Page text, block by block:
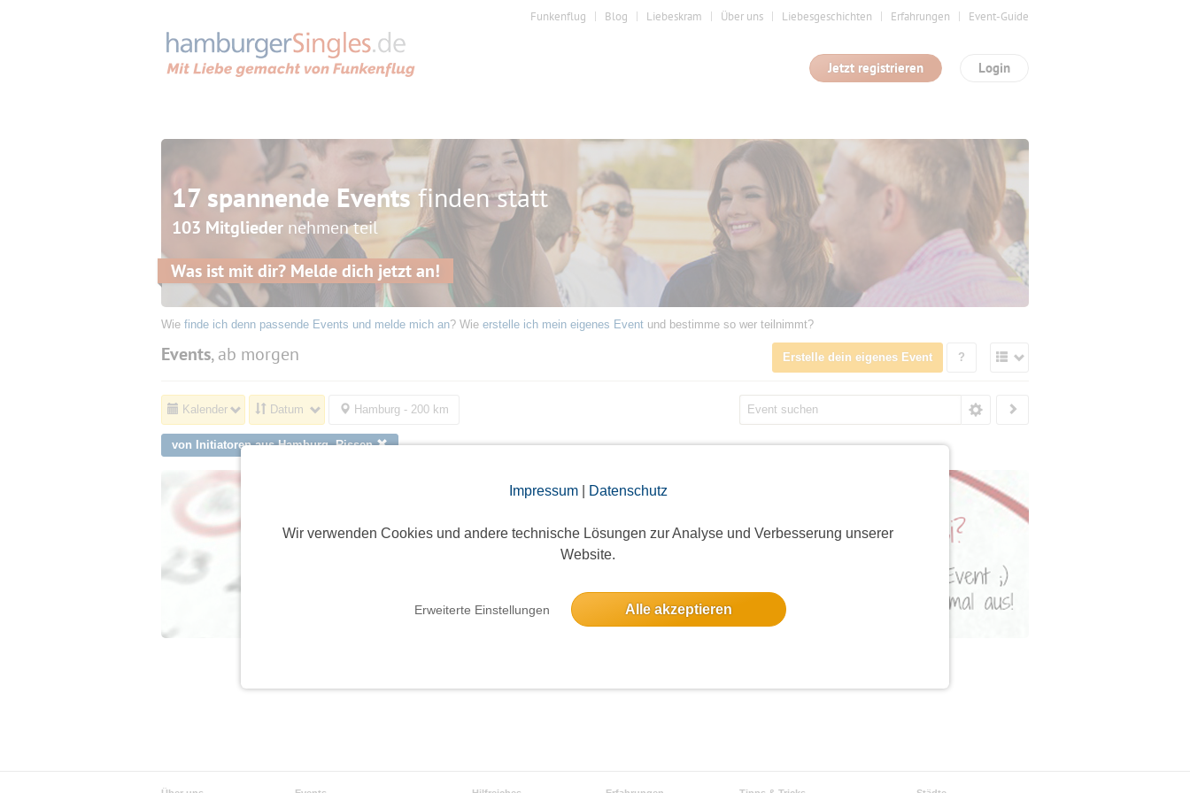
Impressum| Datenschutz
Wir verwenden Cookies und andere technische Lösungen zur Analyse und Verbesserung unserer
Website.
Erweiterte Einstellungen Alle akzeptieren
Funkenflug Blog Liebeskram Über uns Liebesgeschichten Erfahrungen Event-Guide
Login
Jetzt registrieren
17 spannende Eventsfinden statt
103 Mitglieder nehmen teil
Was ist mit dir? Melde dich jetzt an!
Wie finde ich denn passende Events und melde mich an? Wie erstelle ich mein eigenes Event und bestimme so wer teilnimmt?
Events, ab morgen Erstelle dein eigenes Event ?
Kalender Datum Hamburg - 200 km
von Initiatoren aus Hamburg, Rissen